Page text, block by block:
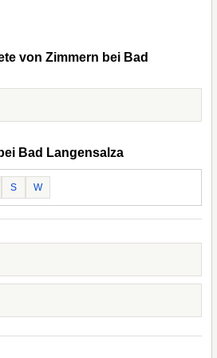
von Zimmern bei Bad
Bad Langensalza
S W